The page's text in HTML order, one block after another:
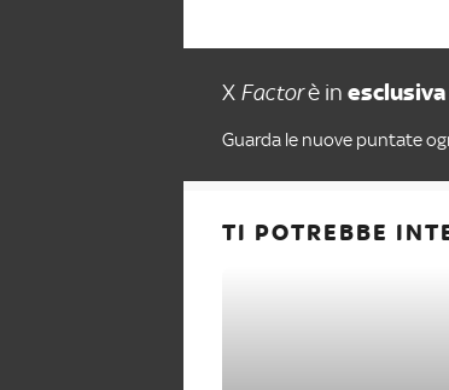
X Factorè in esclusiva
Guarda le nuove puntate
TI POTREBBE